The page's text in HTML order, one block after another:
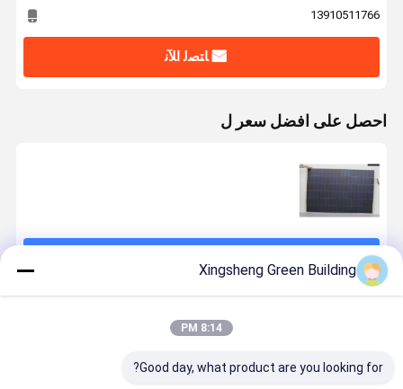
13910511766
ﺎﺘﺼﻟ ﺍﻶﻧ
احصل على افضل سعر ل
Xingsheng Green Building
8:14 PM
Good day, what product are you looking for?